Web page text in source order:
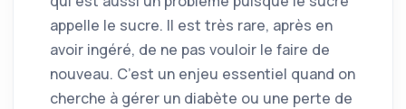
appelle le sucre. Il est très rare, après en
avoir ingéré, de ne pas vouloir le faire de
nouveau. C’est un enjeu essentiel quand on
cherche à gérer un diabète ou une perte de